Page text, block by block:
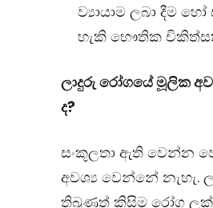
ව්‍යායාම ලබා දීම
හැකි භෞතික
ලාදුරු රෝගයේ මූලික
ද?
සංකූලතා ඇති වෙන්න
අවශ්‍ය වෙන්නේ නැහැ.
තිබුණත් කිසිම රෝග